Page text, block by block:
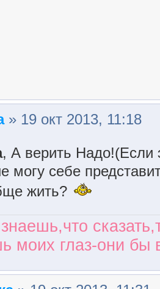
» 19 окт 2013, 11:18
, А верить Надо!(Если
могу себе
жить?
моих глаз-они бы